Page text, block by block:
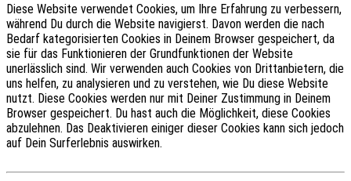
Diese Website verwendet Cookies, um Ihre Erfahrung zu verbessern,
während Du durch die Website navigierst. Davon werden die nach
Bedarf kategorisierten Cookies in Deinem Browser gespeichert, da
sie für das Funktionieren der Grundfunktionen der Website
unerlässlich sind. Wir verwenden auch Cookies von Drittanbietern, die
uns helfen, zu analysieren und zu verstehen, wie Du diese Website
nutzt. Diese Cookies werden nur mit Deiner Zustimmung in Deinem
Browser gespeichert. Du hast auch die Möglichkeit, diese Cookies
abzulehnen. Das Deaktivieren einiger dieser Cookies kann sich jedoch
auf Dein Surferlebnis auswirken.